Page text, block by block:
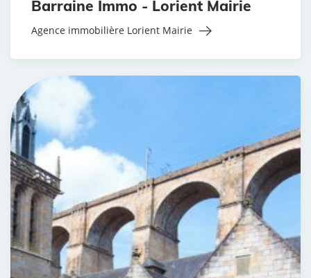
Barraine Immo - Lorient Mairie
Agence immobilière Lorient Mairie